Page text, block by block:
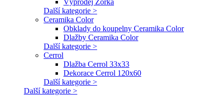
Výprodej Zorka
Další kategorie >
Ceramika Color
Obklady do koupelny Ceramika Color
Dlažby Ceramika Color
Další kategorie >
Cerrol
Dlažba Cerrol 33x33
Dekorace Cerrol 120x60
Další kategorie >
Další kategorie >